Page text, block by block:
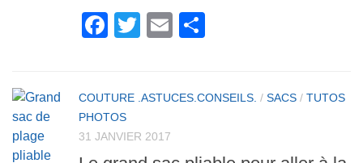
Facebook
TwitterEmail
COUTURE .ASTUCES.CONSEILS. / SACS / TUTOS
PHOTOS
31 JANVIER 2017